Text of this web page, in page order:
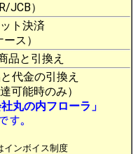
JCB）
ト決済
ス）
品と引換え
代金の引換え
可能時のみ）
社丸の内フローラ」
す。
インボイス制度